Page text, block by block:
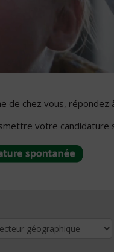
de chez vous,
votre candidature